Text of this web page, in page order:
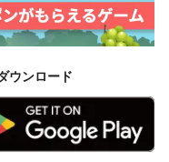
ウンロード